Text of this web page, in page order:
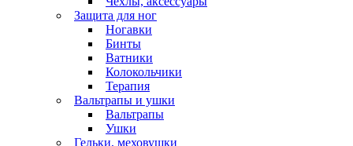
Защита для ног
Ногавки
Бинты
Ватники
Колокольчики
Терапия
Вальтрапы и ушки
Вальтрапы
Ушки
Гельки, меховушки